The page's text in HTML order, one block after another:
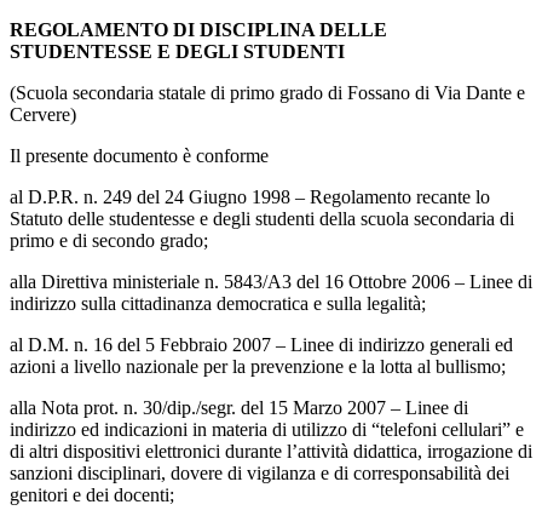
REGOLAMENTO DI DISCIPLINA DELLE
STUDENTESSE E DEGLI STUDENTI
(Scuola secondaria statale di primo grado di Fossano di Via Dante e
Cervere)
Il presente documento è conforme
al D.P.R. n. 249 del 24 Giugno 1998 – Regolamento recante lo
Statuto delle studentesse e degli studenti della scuola secondaria di
primo e di secondo grado;
alla Direttiva ministeriale n. 5843/A3 del 16 Ottobre 2006 – Linee di
indirizzo sulla cittadinanza democratica e sulla legalità;
al D.M. n. 16 del 5 Febbraio 2007 – Linee di indirizzo generali ed
azioni a livello nazionale per la prevenzione e la lotta al bullismo;
alla Nota prot. n. 30/dip./segr. del 15 Marzo 2007 – Linee di
indirizzo ed indicazioni in materia di utilizzo di “telefoni cellulari” e
di altri dispositivi elettronici durante l’attività didattica, irrogazione di
sanzioni disciplinari, dovere di vigilanza e di corresponsabilità dei
genitori e dei docenti;